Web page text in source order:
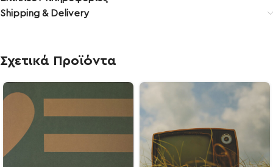
Shipping & Delivery
Σχετικά Προϊόντα